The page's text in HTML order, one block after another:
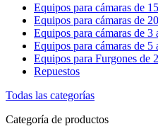
Equipos para cámaras de
Equipos para cámaras de
Equipos para cámaras de 3
Equipos para cámaras de 5
Equipos para Furgones de
Repuestos
Todas las categorías
Categoría de productos